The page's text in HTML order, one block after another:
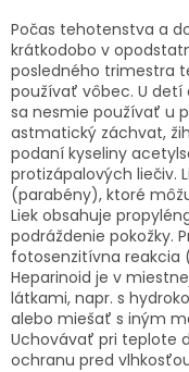
Počas tehotenstva a
krátkodobo v
posledného trimestra
používať vôbec. U detí
sa nesmie používať u
astmatický záchvat,
podaní kyseliny
protizápalových liečiv.
(parabény), ktoré
Liek obsahuje
podráždenie pokožky.
fotosenzitívna reakcia
Heparinoid je v
látkami, napr. s
alebo miešať s iným
Uchovávať pri teplote
ochranu pred